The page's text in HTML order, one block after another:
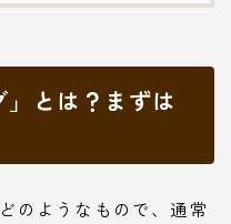
」とは？まずは
のようなもので、通常